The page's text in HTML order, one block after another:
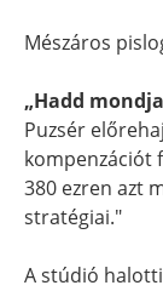
Mészáros
„Hadd
Puzsér
kompenzációt
380 ezren azt
stratégiai."
A stúdió